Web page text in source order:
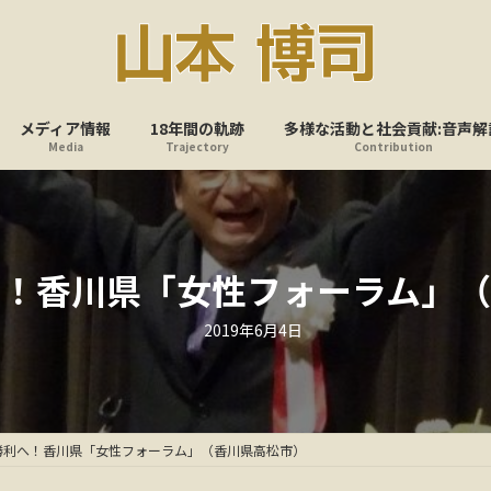
メディア情報
Media
18年間の軌跡
Trajectory
多様な活動と社会貢献:音声
Contribution
香川県「女性フォーラム」
最
終
:
2019年6月4日
へ！香川県「女性フォーラム」（香川県高松市）